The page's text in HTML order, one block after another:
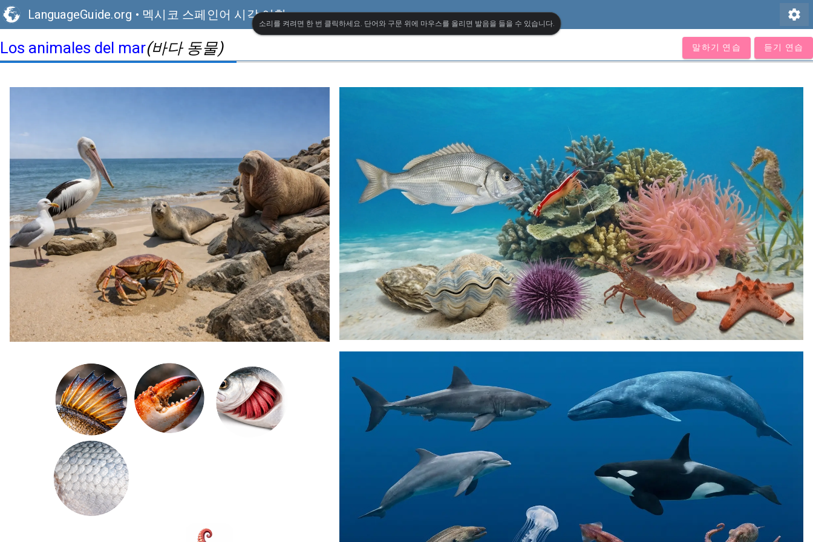
LanguageGuide.org • 멕시코 스페인어 시각 어휘 settings
Los animales del mar(바다 동물) 말하기 연습 듣기 연습
소리를 켜려면 한 번 클릭하세요. 단어와 구문 위에 마우스를 올리면 발음을 들을 수 있습니다.